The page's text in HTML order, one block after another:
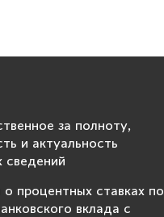
за полноту,
и актуальность
сведений
процентных ставках по
вклада с